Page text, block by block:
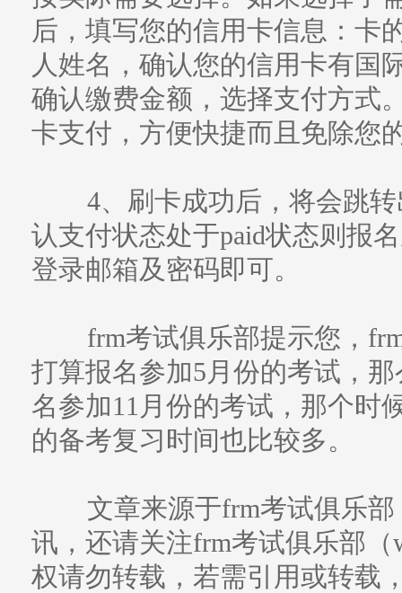
后，填写您的信用卡信息：卡
人姓名，确认您的信用卡有国
确认缴费金额，选择支付方式
卡支付，方便快捷而且免除您
4、刷卡成功后，将会跳
认支付状态处于paid状态则报
登录邮箱及密码即可。
frm考试俱乐部提示您，
打算报名参加5月份的考试，
名参加11月份的考试，那个时
的备考复习时间也比较多。
文章来源于frm考试俱乐部
讯，还请关注frm考试俱乐部（
权请勿转载，若需引用或转载